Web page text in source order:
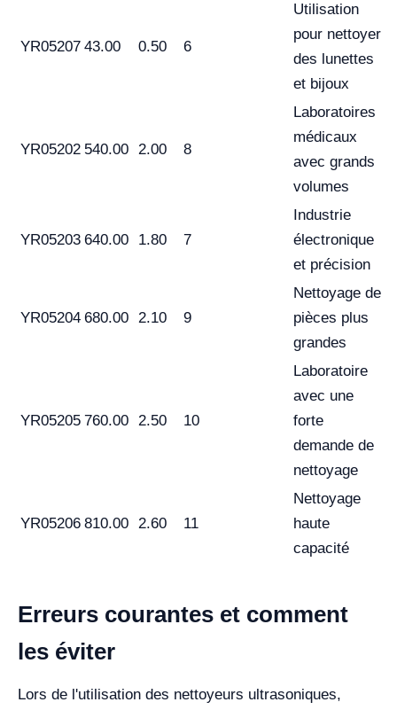
YR05207 43.00 0.50 6
Utilisation
pour nettoyer
des lunettes
et bijoux
YR05202 540.00 2.00 8
Laboratoires
médicaux
avec grands
volumes
YR05203 640.00 1.80 7
Industrie
électronique
et précision
YR05204 680.00 2.10 9
Nettoyage de
pièces plus
grandes
YR05205 760.00 2.50 10
Laboratoire
avec une
forte
demande de
nettoyage
YR05206 810.00 2.60 11
Nettoyage
haute
capacité
Erreurs courantes et comment
les éviter
Lors de l'utilisation des nettoyeurs ultrasoniques,